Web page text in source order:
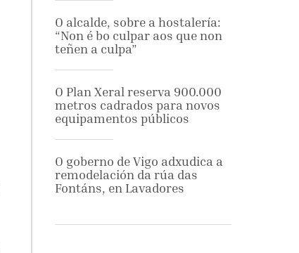
O alcalde, sobre a hostalería:
“Non é bo culpar aos que non
teñen a culpa”
O Plan Xeral reserva 900.000
metros cadrados para novos
equipamentos públicos
O goberno de Vigo adxudica a
remodelación da rúa das
Fontáns, en Lavadores